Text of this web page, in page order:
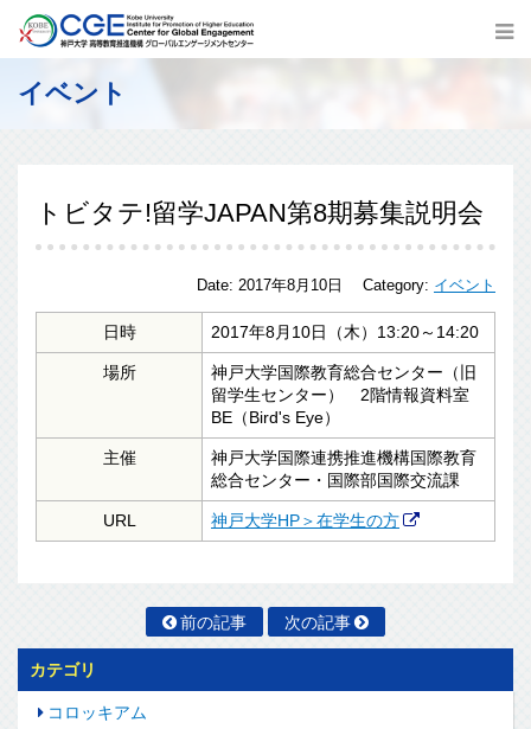
イベント
トビタテ!留学JAPAN第8期募集説明会
Date:2017年8月10日 Category: イベント
日時 2017年8月10日（木）13:20～14:20
場所
神戸大学国際教育総合センター（旧
留学生センター） 2階情報資料室
BE（Bird's Eye）
主催
神戸大学国際連携推進機構国際教育
総合センター・国際部国際交流課
URL 神戸大学HP＞在学生の方
前の記事 次の記事
カテゴリ
コロッキアム